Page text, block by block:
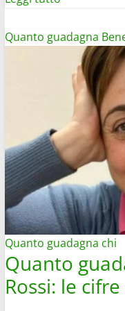
più
su
Quanto
come
guadagnano
Me
Contro
Te:
patrimonio
di
Luì
e
Sofi
Quanto guadagna
Quanto guadagna chi
Quanto
Rossi: le